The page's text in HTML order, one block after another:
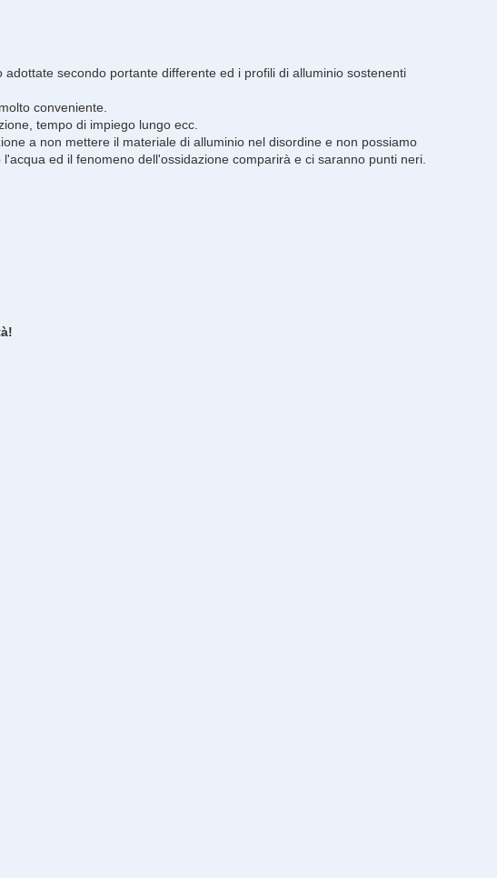
secondo portante differente ed i profili di alluminio sostenenti
conveniente.
tempo di impiego lungo ecc.
a non mettere il materiale di alluminio nel disordine e non possiamo
ed il fenomeno dell'ossidazione comparirà e ci saranno punti neri.